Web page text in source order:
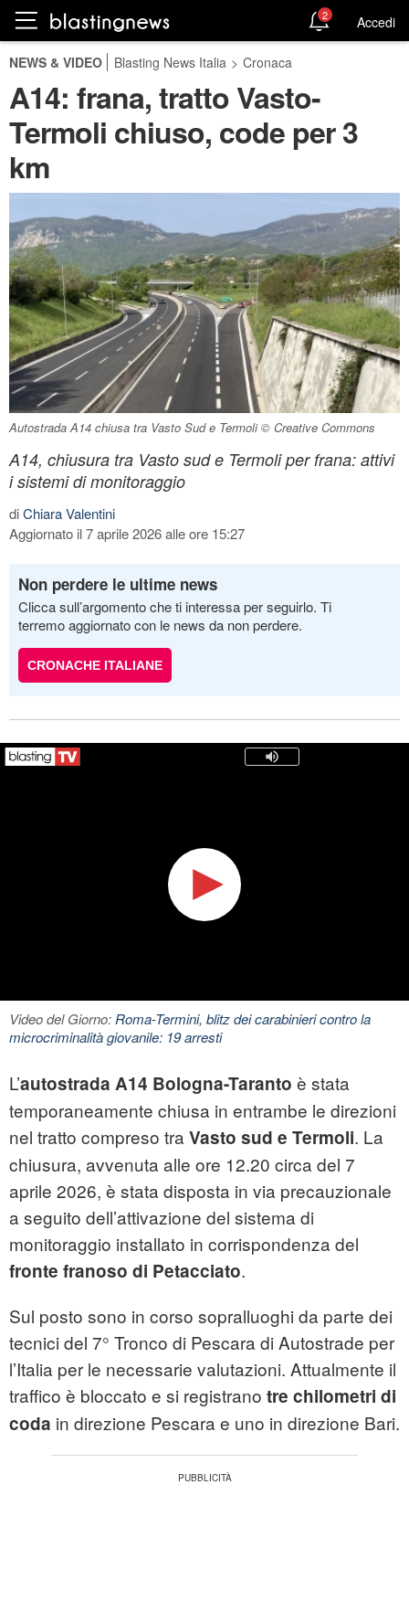
2 Accedi
NEWS & VIDEO Blasting News Italia > Cronaca
A14: frana, tratto Vasto-
Termoli chiuso, code per 3
km
Autostrada A14 chiusa tra Vasto Sud e Termoli © Creative Commons
A14, chiusura tra Vasto sud e Termoli per frana: attivi
i sistemi di monitoraggio
diChiara Valentini
Aggiornato il 7 aprile 2026 alle ore 15:27
Non perdere le ultime news
Clicca sull’argomento che ti interessa per seguirlo. Ti
terremo aggiornato con le news da non perdere.
CRONACHE ITALIANE
Video del Giorno:Roma-Termini, blitz dei carabinieri contro la
microcriminalità giovanile: 19 arresti
L’autostrada A14 Bologna-Taranto è stata
temporaneamente chiusa in entrambe le direzioni
nel tratto compreso tra Vasto sud e Termoli. La
chiusura, avvenuta alle ore 12.20 circa del 7
aprile 2026, è stata disposta in via precauzionale
a seguito dell’attivazione del sistema di
monitoraggio installato in corrispondenza del
fronte franoso di Petacciato.
Sul posto sono in corso sopralluoghi da parte dei
tecnici del 7° Tronco di Pescara di Autostrade per
l’Italia per le necessarie valutazioni. Attualmente il
traffico è bloccato e si registrano tre chilometri di
coda in direzione Pescara e uno in direzione Bari.